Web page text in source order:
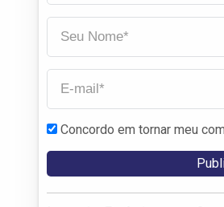
Concordo em tornar meu